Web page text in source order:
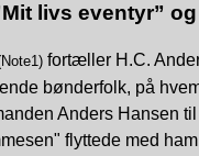
livs eventyr”
fortæller H.C.
bønderfolk, på
Anders Hansen
flyttede med